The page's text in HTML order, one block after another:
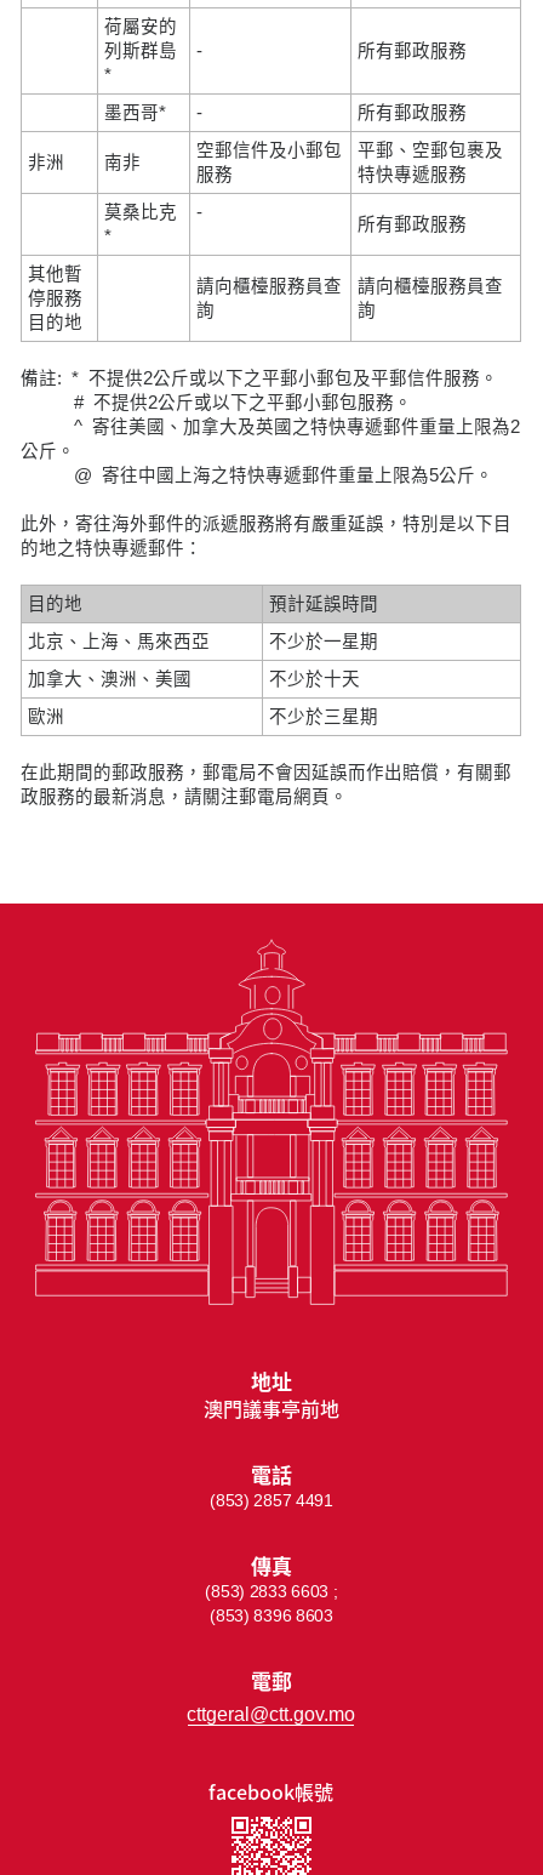
荷屬安的
列斯群島
*
- 所有郵政服務
墨西哥* - 所有郵政服務
非洲 南非
空郵信件及小郵包
服務
平郵、空郵包裹及
特快專遞服務
莫桑比克
*
-
所有郵政服務
其他暫
停服務
目的地
請向櫃檯服務員查
詢
請向櫃檯服務員查
詢
備註: * 不提供2公斤或以下之平郵小郵包及平郵信件服務。
# 不提供2公斤或以下之平郵小郵包服務。
^ 寄往美國、加拿大及英國之特快專遞郵件重量上限為2
公斤。
@ 寄往中國上海之特快專遞郵件重量上限為5公斤。
此外，寄往海外郵件的派遞服務將有嚴重延誤，特別是以下目
的地之特快專遞郵件：
目的地
預計延誤時間
北京、上海、馬來西亞
不少於一星期
加拿大、澳洲、美國
不少於十天
歐洲
不少於三星期
在此期間的郵政服務，郵電局不會因延誤而作出賠償，有關郵
政服務的最新消息，請關注郵電局網頁。
facebook帳號
地址
澳門議事亭前地
電話
(853) 2857 4491
傳真
(853) 2833 6603 ;
(853) 8396 8603
電郵
cttgeral@ctt.gov.mo